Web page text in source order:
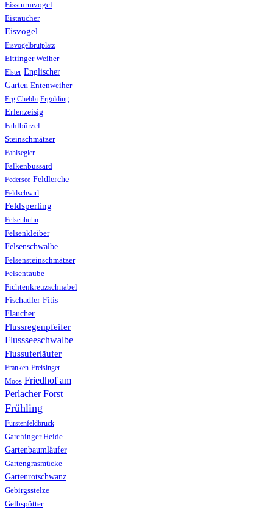
Eissturmvogel
Eistaucher
Eisvogel
Eisvogelbrutplatz
Eittinger Weiher
Elster Englischer
Garten Entenweiher
Erg Chebbi Ergolding
Erlenzeisig
Fahlbürzel-
Steinschmätzer
Fahlsegler
Falkenbussard
Federsee Feldlerche
Feldschwirl
Feldsperling
Felsenhuhn
Felsenkleiber
Felsenschwalbe
Felsensteinschmätzer
Felsentaube
Fichtenkreuzschnabel
Fischadler Fitis
Flaucher
Flussregenpfeifer
Flussseeschwalbe
Flussuferläufer
Franken Freisinger
Moos Friedhof am
Perlacher Forst
Frühling
Fürstenfeldbruck
Garchinger Heide
Gartenbaumläufer
Gartengrasmücke
Gartenrotschwanz
Gebirgsstelze
Gelbspötter